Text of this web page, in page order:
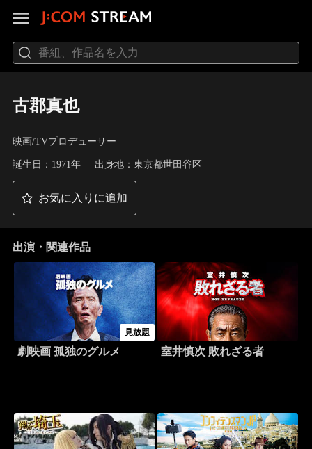
古郡真也
映画/TVプロデューサー
誕生日：1971年 出身地：東京都世田谷区
お気に入りに追加
出演・関連作品
見放題
劇映画 孤独のグルメ 室井慎次 敗れざる者